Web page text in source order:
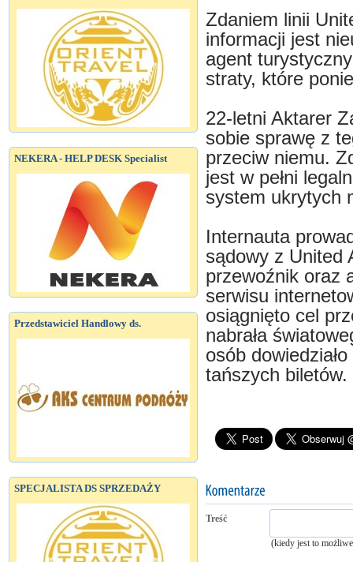
NEKERA - HELP DESK Specialist
Przedstawiciel Handlowy ds.
SPECJALISTA DS SPRZEDAŻY
Zdaniem linii
informacji jest
agent
straty, które
22-letni Aktarer
sobie sprawę z
przeciw niemu.
jest w pełni
system ukrytych
Internauta
sądowy z United
przewoźnik oraz
serwisu
osiągnięto cel
nabrała
osób
tańszych biletów.
Treść
(kiedy jest to